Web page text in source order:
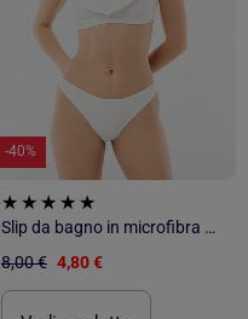
-40%
Slip da bagno in microfibra morbida
8,00 € 4,80 €